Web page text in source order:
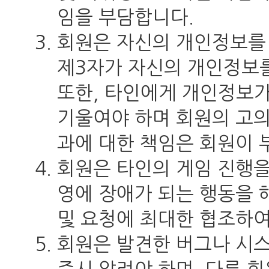
임을 부담합니다.
회원은 자신의 개인정보
제3자가 자신의 개인정보
또한, 타인에게 개인정보
기울여야 하며 회원의 고
과에 대한 책임은 회원이
회원은 타인의 게임 진행
영에 장애가 되는 행동을
및 요청에 최대한 협조하
회원은 발견한 버그나 시